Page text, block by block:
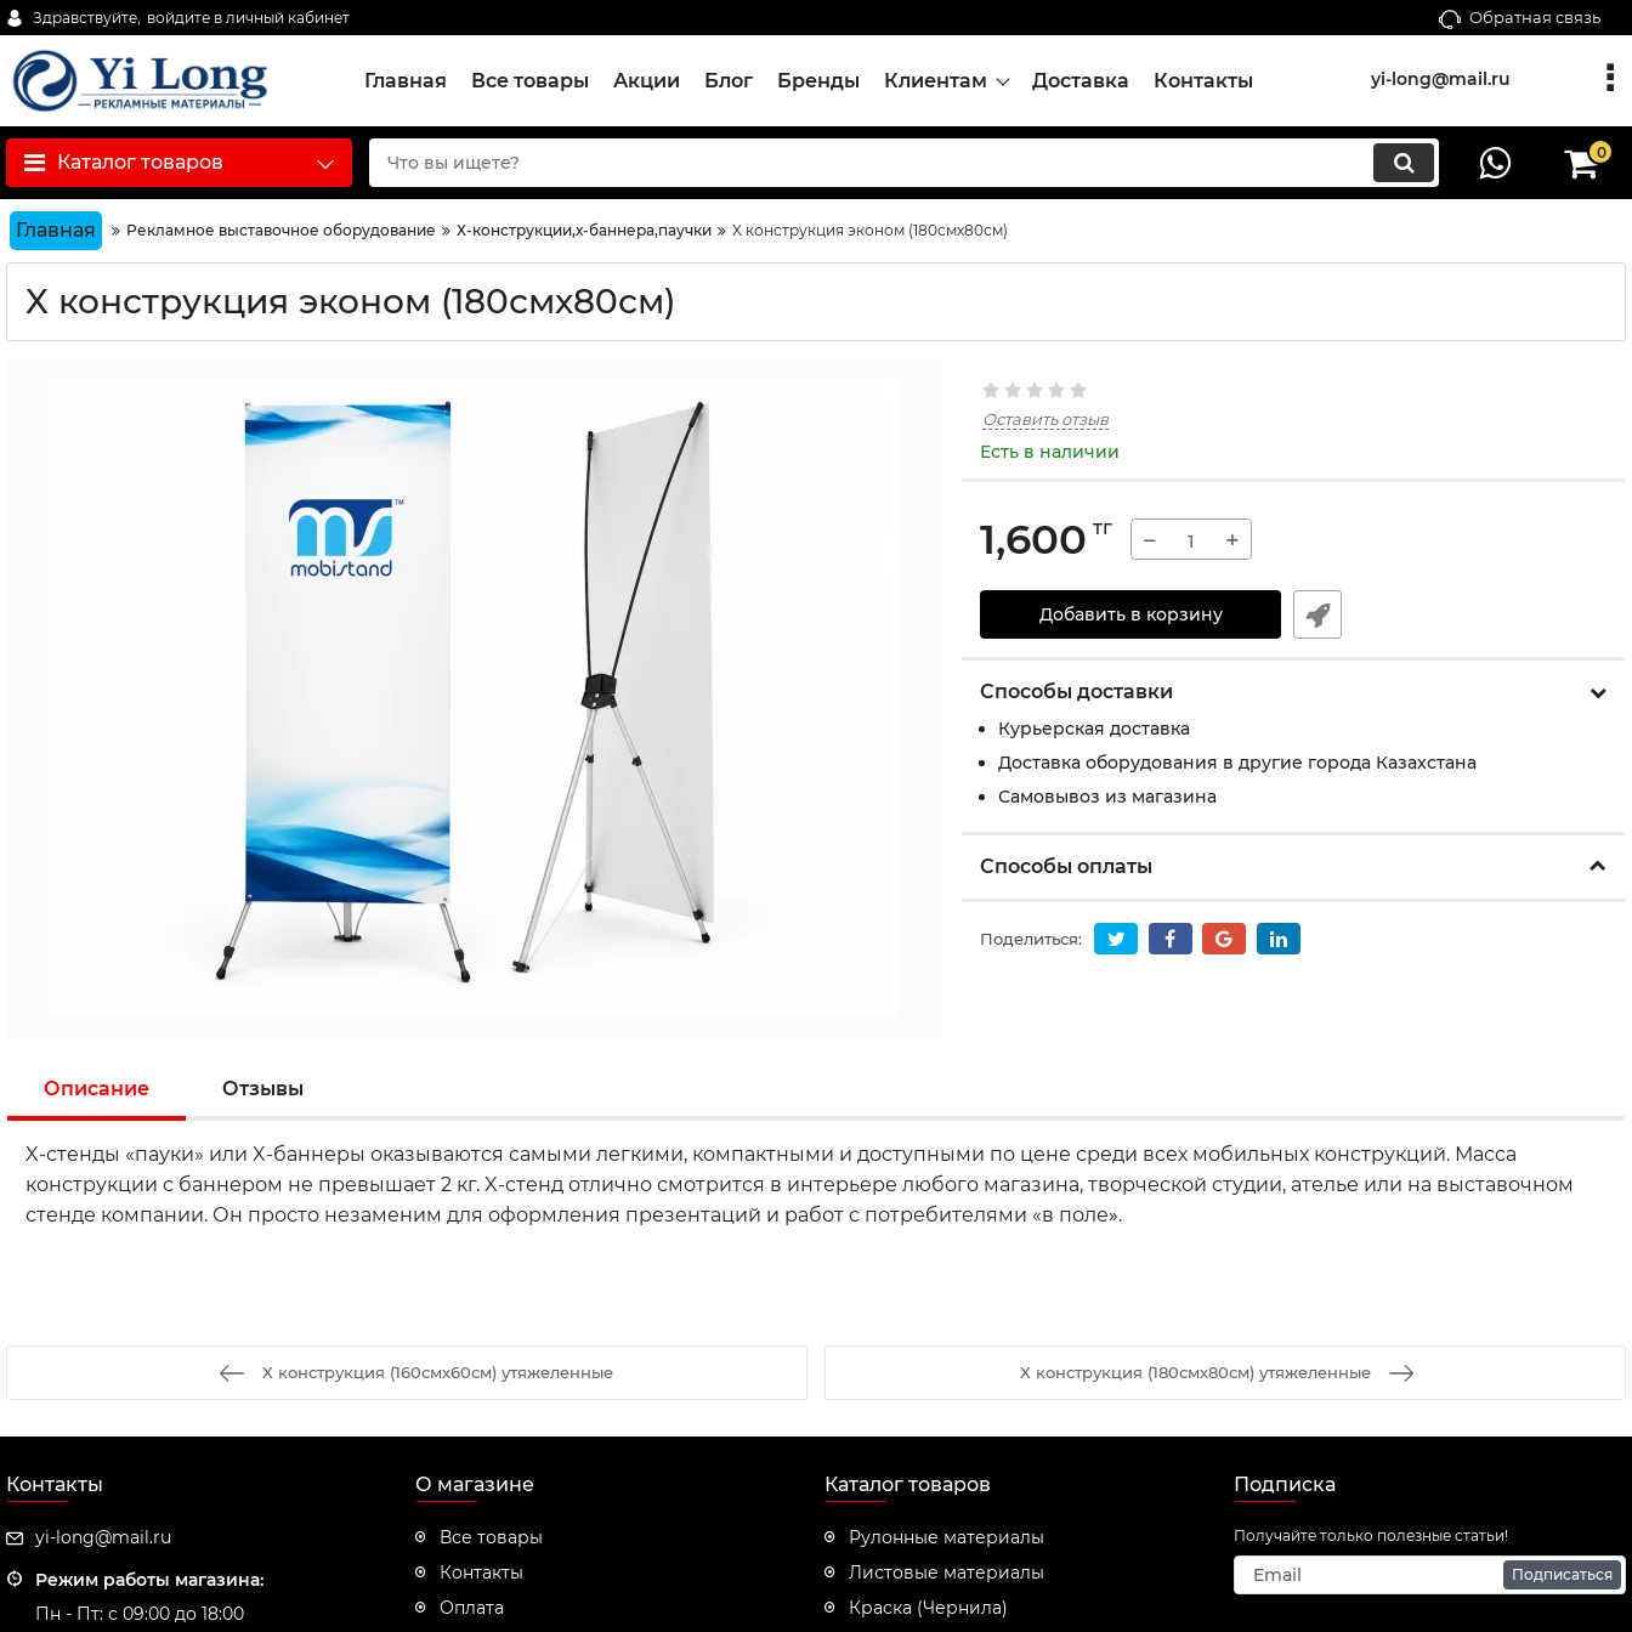
Здравствуйте, войдите в личный кабинет Обратная связь
Главная Все товары Акции Блог Бренды Клиентам Доставка Контакты yi-long@mail.ru
Каталог товаров 0
Главная Рекламное выставочное оборудование Х-конструкции,х-баннера,паучки X конструкция эконом (180смх80см)
X конструкция эконом (180смх80см)
Оставить отзыв
Есть в наличии
1,600 тг − +
Добавить в корзину
Способы доставки
Курьерская доставка
Доставка оборудования в другие города Казахстана
Самовывоз из магазина
Способы оплаты
Поделиться:
Описание Отзывы
X-стенды «пауки» или X-баннеры оказываются самыми легкими, компактными и доступными по цене среди всех мобильных конструкций. Масса
конструкции с баннером не превышает 2 кг. X-стенд отлично смотрится в интерьере любого магазина, творческой студии, ателье или на выставочном
стенде компании. Он просто незаменим для оформления презентаций и работ с потребителями «в поле».
X конструкция (160смх60см) утяжеленные X конструкция (180смх80см) утяжеленные
Контакты
yi-long@mail.ru
Режим работы магазина:
Пн - Пт: с 09:00 до 18:00
О магазине
Все товары
Контакты
Оплата
Каталог товаров
Рулонные материалы
Листовые материалы
Краска (Чернила)
Подписка
Получайте только полезные статьи!
Подписаться